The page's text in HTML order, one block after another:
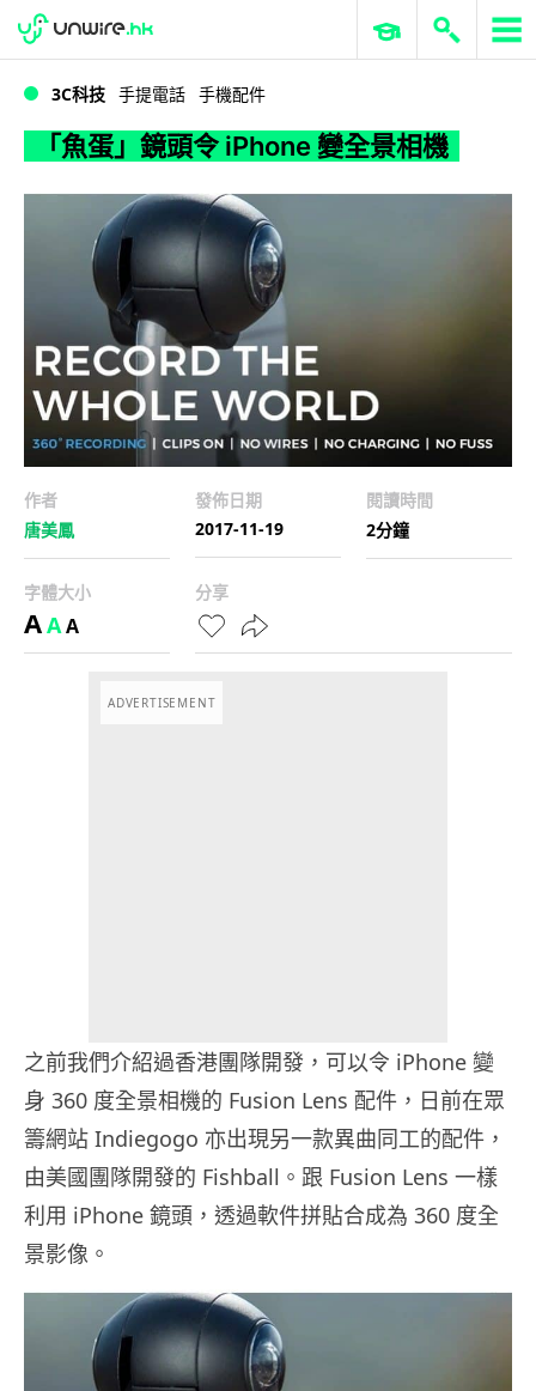
「魚蛋」鏡頭令 iPhone 變全景相機
WWDC 2026 ERP 與商業 AI
3C科技 手提電話 手機配件
「魚蛋」鏡頭令 iPhone 變全景相機
作者
唐美鳳
發佈日期
2017-11-19
閱讀時間
2分鐘
字體大小
AAA
分享
ADVERTISEMENT
之前我們介紹過香港團隊開發，可以令 iPhone 變
身 360 度全景相機的 Fusion Lens 配件，日前在眾
籌網站 Indiegogo 亦出現另一款異曲同工的配件，
由美國團隊開發的 Fishball。跟 Fusion Lens 一樣
利用 iPhone 鏡頭，透過軟件拼貼合成為 360 度全
景影像。